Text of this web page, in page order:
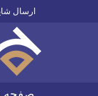
ارسال